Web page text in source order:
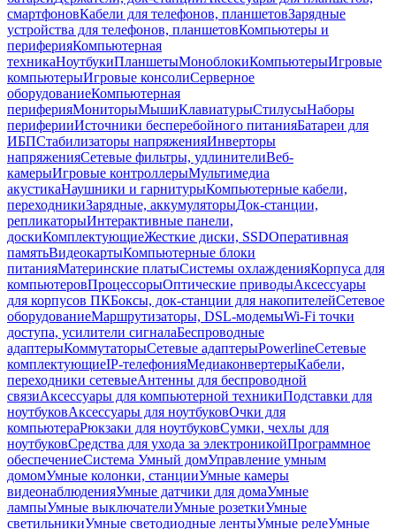
смартфоновКабели для телефонов, планшетовЗарядные
устройства для телефонов, планшетовКомпьютеры и
периферияКомпьютерная
техникаНоутбукиПланшетыМоноблокиКомпьютерыИгровые
компьютерыИгровые консолиСерверное
оборудованиеКомпьютерная
периферияМониторыМышиКлавиатурыСтилусыНаборы
периферииИсточники бесперебойного питанияБатареи для
ИБПСтабилизаторы напряженияИнверторы
напряженияСетевые фильтры, удлинителиВеб-
камерыИгровые контроллерыМультимедиа
акустикаНаушники и гарнитурыКомпьютерные кабели,
переходникиЗарядные, аккумуляторыДок-станции,
репликаторыИнтерактивные панели,
доскиКомплектующиеЖесткие диски, SSDОперативная
памятьВидеокартыКомпьютерные блоки
питанияМатеринские платыСистемы охлажденияКорпуса для
компьютеровПроцессорыОптические приводыАксессуары
для корпусов ПКБоксы, док-станции для накопителейСетевое
оборудованиеМаршрутизаторы, DSL-модемыWi-Fi точки
доступа, усилители сигналаБеспроводные
адаптерыКоммутаторыСетевые адаптерыPowerlineСетевые
комплектующиеIP-телефонияМедиаконвертерыКабели,
переходники сетевыеАнтенны для беспроводной
связиАксессуары для компьютерной техникиПодставки для
ноутбуковАксессуары для ноутбуковОчки для
компьютераРюкзаки для ноутбуковСумки, чехлы для
ноутбуковСредства для ухода за электроникойПрограммное
обеспечениеСистема Умный домУправление умным
домомУмные колонки, станцииУмные камеры
видеонаблюденияУмные датчики для домаУмные
лампыУмные выключателиУмные розеткиУмные
светильникиУмные светодиодные лентыУмные релеУмные